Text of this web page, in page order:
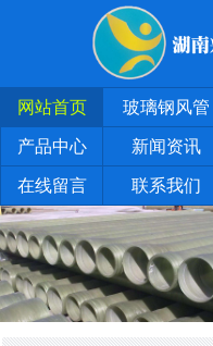
网站首页 玻璃钢风管
产品中心 新闻资讯
在线留言 联系我们